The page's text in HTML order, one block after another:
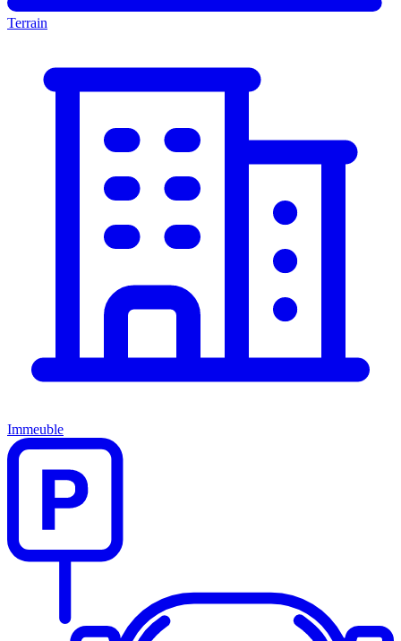
Terrain
Immeuble